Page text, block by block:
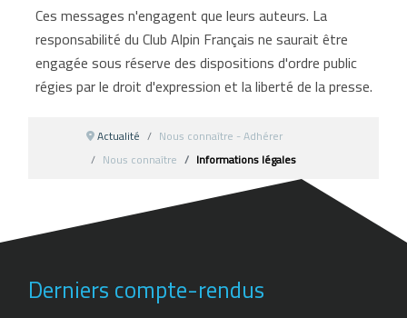
Ces messages n'engagent que leurs auteurs. La
responsabilité du Club Alpin Français ne saurait être
engagée sous réserve des dispositions d'ordre public
régies par le droit d'expression et la liberté de la presse.
Actualité
Nous connaître - Adhérer
Nous connaître
Informations légales
Derniers compte-rendus